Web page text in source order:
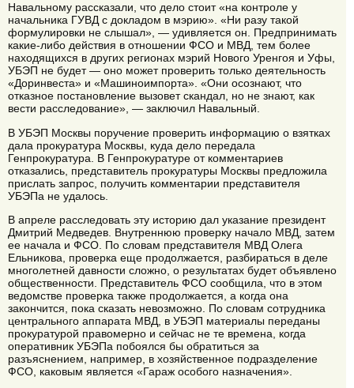
Навальному рассказали, что дело стоит «на контроле у
начальника ГУВД с докладом в мэрию». «Ни разу такой
формулировки не слышал», — удивляется он. Предпринимать
какие-либо действия в отношении ФСО и МВД, тем более
находящихся в других регионах мэрий Нового Уренгоя и Уфы,
УБЭП не будет — оно может проверить только деятельность
«Доринвеста» и «Машиноимпорта». «Они осознают, что
отказное постановление вызовет скандал, но не знают, как
вести расследование», — заключил Навальный.
В УБЭП Москвы поручение проверить информацию о взятках
дала прокуратура Москвы, куда дело передала
Генпрокуратура. В Генпрокуратуре от комментариев
отказались, представитель прокуратуры Москвы предложила
прислать запрос, получить комментарии представителя
УБЭПа не удалось.
В апреле расследовать эту историю дал указание президент
Дмитрий Медведев. Внутреннюю проверку начало МВД, затем
ее начала и ФСО. По словам представителя МВД Олега
Ельникова, проверка еще продолжается, разбираться в деле
многолетней давности сложно, о результатах будет объявлено
общественности. Представитель ФСО сообщила, что в этом
ведомстве проверка также продолжается, а когда она
закончится, пока сказать невозможно. По словам сотрудника
центрального аппарата МВД, в УБЭП материалы переданы
прокуратурой правомерно и сейчас не те времена, когда
оперативник УБЭПа побоялся бы обратиться за
разъяснением, например, в хозяйственное подразделение
ФСО, каковым является «Гараж особого назначения».